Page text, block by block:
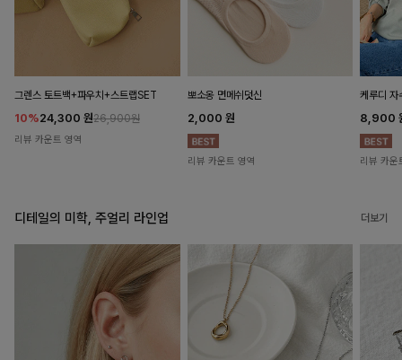
그렌스 토트백+파우치+스트랩SET
10%24,300 원26,900원
리뷰 카운트 영역
뽀소옹 면메쉬덧신
2,000 원
리뷰 카운트 영역
케루디 자
8,900
리뷰 카운
디테일의 미학, 주얼리 라인업 더보기